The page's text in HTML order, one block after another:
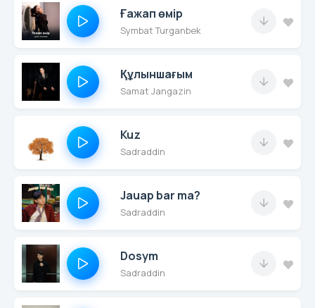
Ғажап өмір
Symbat Turganbek
Құлыншағым
Samat Jangazin
Kuz
Sadraddin
Jauap bar ma?
Sadraddin
Dosym
Sadraddin